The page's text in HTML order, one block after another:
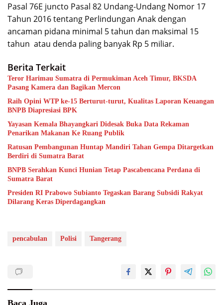
Pasal 76E juncto Pasal 82 Undang-Undang Nomor 17
Tahun 2016 tentang Perlindungan Anak dengan
ancaman pidana minimal 5 tahun dan maksimal 15
tahun atau denda paling banyak Rp 5 miliar.
Berita Terkait
Teror Harimau Sumatra di Permukiman Aceh Timur, BKSDA
Pasang Kamera dan Bagikan Mercon
Raih Opini WTP ke-15 Berturut-turut, Kualitas Laporan Keuangan
BNPB Diapresiasi BPK
Yayasan Kemala Bhayangkari Didesak Buka Data Rekaman
Penarikan Makanan Ke Ruang Publik
Ratusan Pembangunan Huntap Mandiri Tahan Gempa Ditargetkan
Berdiri di Sumatra Barat
BNPB Serahkan Kunci Hunian Tetap Pascabencana Perdana di
Sumatra Barat
Presiden RI Prabowo Subianto Tegaskan Barang Subsidi Rakyat
Dilarang Keras Diperdagangkan
pencabulan Polisi Tangerang
Baca Juga